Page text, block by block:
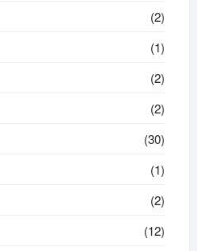
(2)
(1)
(2)
(2)
(30)
(1)
(2)
(12)